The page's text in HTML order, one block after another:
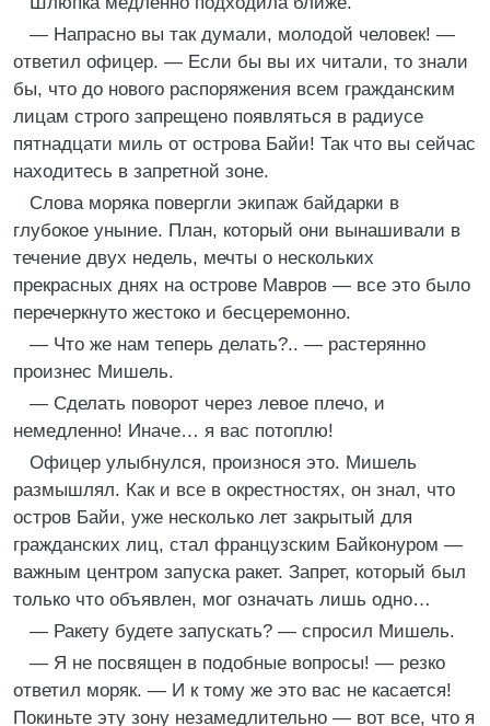
— Напрасно вы так думали, молодой человек! —
ответил офицер. — Если бы вы их читали, то знали
бы, что до нового распоряжения всем гражданским
лицам строго запрещено появляться в радиусе
пятнадцати миль от острова Байи! Так что вы сейчас
находитесь в запретной зоне.
Слова моряка повергли экипаж байдарки в
глубокое уныние. План, который они вынашивали в
течение двух недель, мечты о нескольких
прекрасных днях на острове Мавров — все это было
перечеркнуто жестоко и бесцеремонно.
— Что же нам теперь делать?.. — растерянно
произнес Мишель.
— Сделать поворот через левое плечо, и
немедленно! Иначе… я вас потоплю!
Офицер улыбнулся, произнося это. Мишель
размышлял. Как и все в окрестностях, он знал, что
остров Байи, уже несколько лет закрытый для
гражданских лиц, стал французским Байконуром —
важным центром запуска ракет. Запрет, который был
только что объявлен, мог означать лишь одно…
— Ракету будете запускать? — спросил Мишель.
— Я не посвящен в подобные вопросы! — резко
ответил моряк. — И к тому же это вас не касается!
Покиньте эту зону незамедлительно — вот все, что я